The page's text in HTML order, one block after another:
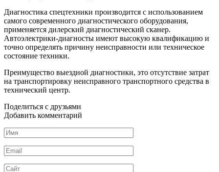
Диагностика спецтехники производится с использованием
самого современного диагностического оборудования,
применяется дилерский диагностический сканер.
Автоэлектрики-диагносты имеют высокую квалификацию и
точно определять причину неисправности или техническое
состояние техники.
Преимущество выездной диагностики, это отсутствие затрат
на транспортировку неисправного транспортного средства в
технический центр.
Поделиться с друзьями
Добавить комментарий
Имя
*
Email
*
Сайт